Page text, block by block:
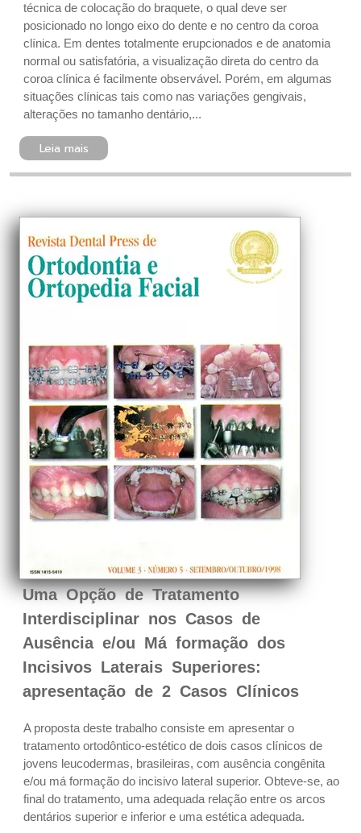
técnica de colocação do braquete, o qual deve ser
posicionado no longo eixo do dente e no centro da coroa
clínica. Em dentes totalmente erupcionados e de anatomia
normal ou satisfatória, a visualização direta do centro da
coroa clínica é facilmente observável. Porém, em algumas
situações clínicas tais como nas variações gengivais,
alterações no tamanho dentário,...
Leia mais
Uma Opção de Tratamento
Interdisciplinar nos Casos de
Ausência e/ou Má formação dos
Incisivos Laterais Superiores:
apresentação de 2 Casos Clínicos
A proposta deste trabalho consiste em apresentar o
tratamento ortodôntico-estético de dois casos clínicos de
jovens leucodermas, brasileiras, com ausência congênita
e/ou má formação do incisivo lateral superior. Obteve-se, ao
final do tratamento, uma adequada relação entre os arcos
dentários superior e inferior e uma estética adequada.